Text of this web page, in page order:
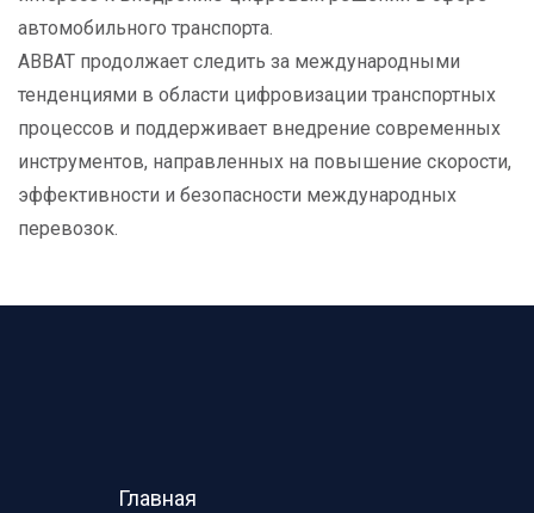
автомобильного транспорта.
АВВАТ продолжает следить за международными
тенденциями в области цифровизации транспортных
процессов и поддерживает внедрение современных
инструментов, направленных на повышение скорости,
эффективности и безопасности международных
перевозок.
Главная